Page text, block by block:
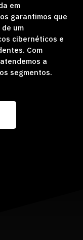
em
garantimos que
um
cibernéticos e
Com
a
segmentos.